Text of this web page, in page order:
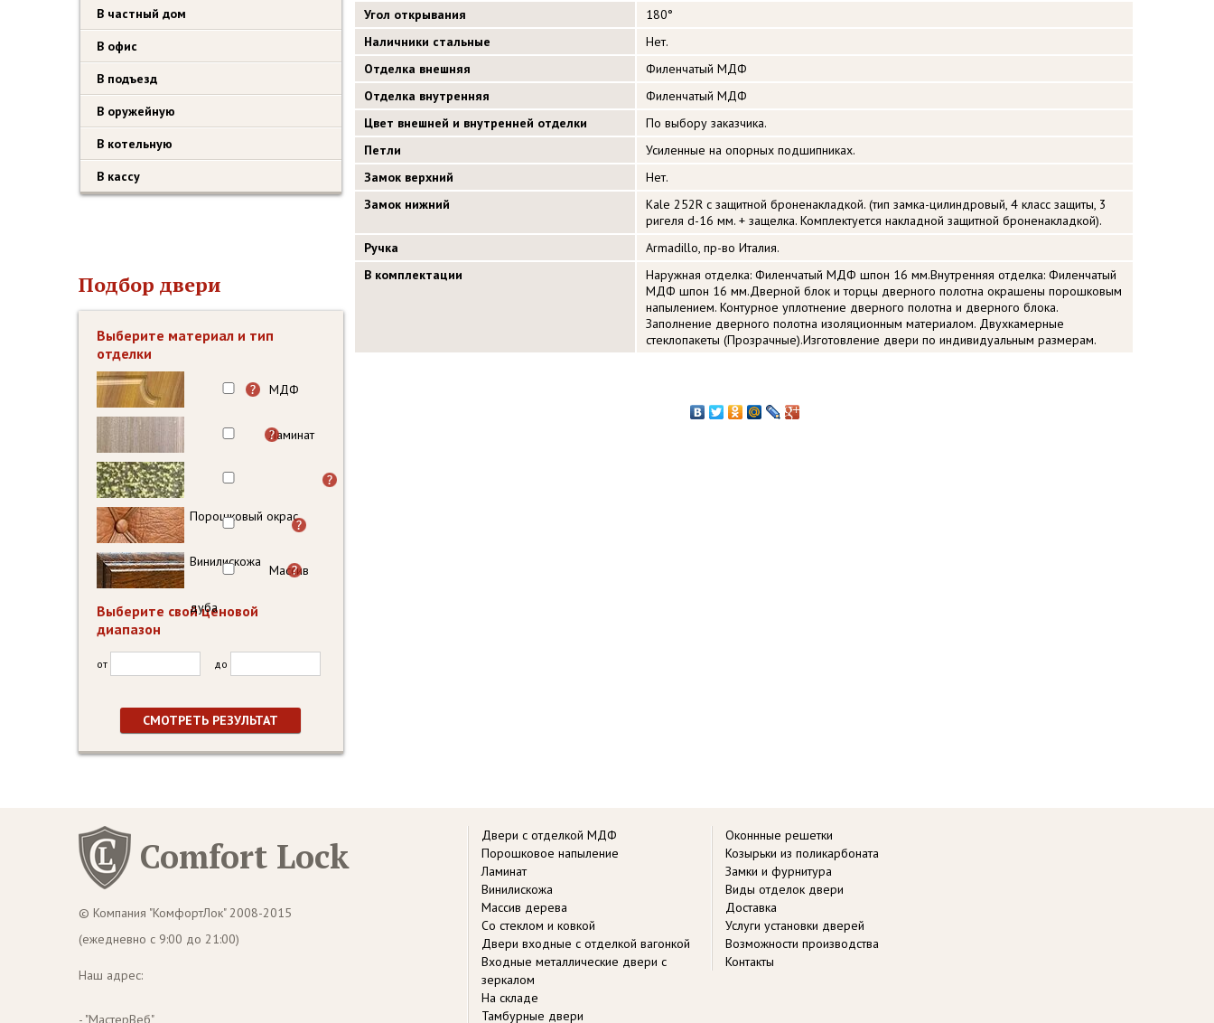
Угол открывания
180°
Наличники стальные
Нет.
Отделка внешняя
Филенчатый МДФ
Отделка внутренняя
Филенчатый МДФ
Цвет внешней и внутренней отделки
По выбору заказчика.
Петли
Усиленные на опорных подшипниках.
Замок верхний
Нет.
Замок нижний
Kale 252R с защитной броненакладкой. (тип замка-цилиндровый, 4 класс защиты, 3
ригеля d-16 мм. + защелка. Комплектуется накладной защитной броненакладкой).
Ручка
Armadillo, пр-во Италия.
В комплектации
Наружная отделка: Филенчатый МДФ шпон 16 мм.Внутренняя отделка: Филенчатый
МДФ шпон 16 мм.Дверной блок и торцы дверного полотна окрашены порошковым
напылением. Контурное уплотнение дверного полотна и дверного блока.
Заполнение дверного полотна изоляционным материалом. Двухкамерные
стеклопакеты (Прозрачные).Изготовление двери по индивидуальным размерам.
В частный дом
В офис
В подъезд
В оружейную
В котельную
В кассу
Подбор двери
Выберите материал и тип
отделки
МДФ
Ламинат
Порошковый окрас
Винилискожа
Массив
дуба
Выберите свой ценовой
диапазон
от до
Comfort Lock
© Компания "КомфортЛок" 2008-2015
(ежедневно с 9:00 до 21:00)
Наш адрес:
- "МастерВеб"
Двери с отделкой МДФ
Порошковое напыление
Ламинат
Винилискожа
Массив дерева
Со стеклом и ковкой
Двери входные с отделкой вагонкой
Входные металлические двери с
зеркалом
На складе
Тамбурные двери
Оконнные решетки
Козырьки из поликарбоната
Замки и фурнитура
Виды отделок двери
Доставка
Услуги установки дверей
Возможности производства
Контакты